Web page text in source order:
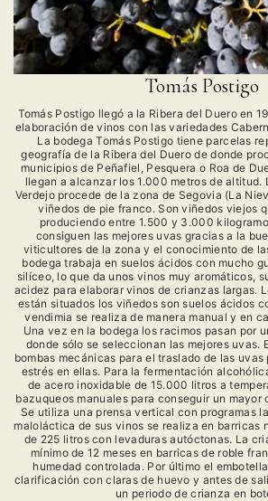
Tomás Postigo
Tomás Postigo llegó a la Ribera del Duero en
elaboración de vinos con las variedades
La bodega Tomás Postigo tiene parcelas
geografía de la Ribera del Duero de donde
municipios de Peñafiel, Pesquera o Roa de
llegan a alcanzar los 1.000 metros de altitud.
Verdejo procede de la zona de Segovia (La
viñedos de pie franco. Son viñedos viejos
produciendo entre 1.500 y 3.000
consiguen las mejores uvas gracias a la
viticultores de la zona y el conocimiento de
bodega trabaja en suelos ácidos con mucho
silíceo, lo que da unos vinos muy aromáticos,
acidez para elaborar vinos de crianzas largas.
están situados los viñedos son suelos ácidos
vendimia se realiza de manera manual y en
Una vez en la bodega los racimos pasan por
donde sólo se seleccionan las mejores uvas.
bombas mecánicas para el traslado de las
estrés en ellas. Para la fermentación
de acero inoxidable de 15.000 litros a
bazuqueos manuales para conseguir un
Se utiliza una prensa vertical con programas
maloláctica de sus vinos se realiza en barricas
de 225 litros con levaduras autóctonas. La
mínimo de 12 meses en barricas de roble
humedad controlada. Por último el
clarificación con claras de huevo y antes de
un periodo de crianza en